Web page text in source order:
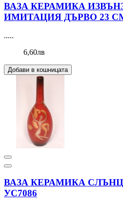
ВАЗА КЕРАМИКА
ИМИТАЦИЯ ДЪРВО 23
.....
6,60лв
Добави в кошницата
ВАЗА КЕРАМИКА
УС7086